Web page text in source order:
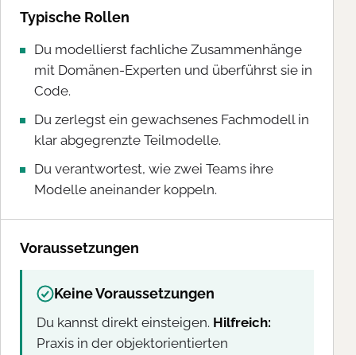
Typische Rollen
Du modellierst fachliche Zusammenhänge
mit Domänen-Experten und überführst sie in
Code.
Du zerlegst ein gewachsenes Fachmodell in
klar abgegrenzte Teilmodelle.
Du verantwortest, wie zwei Teams ihre
Modelle aneinander koppeln.
Voraussetzungen
Keine Voraussetzungen
Du kannst direkt einsteigen. Hilfreich:
Praxis in der objektorientierten